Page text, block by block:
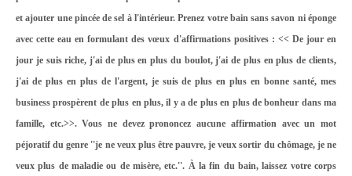
et ajouter une pincée de sel à l'intérieur. Prenez votre bain sans savon ni éponge
avec cette eau en formulant des vœux d'affirmations positives : << De jour en
jour je suis riche, j'ai de plus en plus du boulot, j'ai de plus en plus de clients,
j'ai de plus en plus de l'argent, je suis de plus en plus en bonne santé, mes
business prospèrent de plus en plus, il y a de plus en plus de bonheur dans ma
famille, etc.>>. Vous ne devez prononcez aucune affirmation avec un mot
péjoratif du genre ''je ne veux plus être pauvre, je veux sortir du chômage, je ne
veux plus de maladie ou de misère, etc.''. À la fin du bain, laissez votre corps